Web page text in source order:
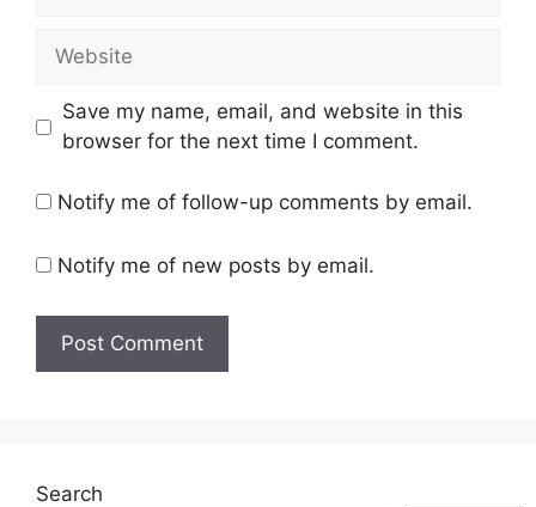
Website
Save my name, email, and website in this
browser for the next time I comment.
Notify me of follow-up comments by email.
Notify me of new posts by email.
Search